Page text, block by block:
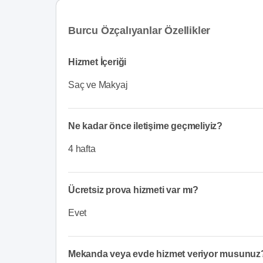
Burcu Özçalıyanlar Özellikler
Hizmet İçeriği
Saç ve Makyaj
Ne kadar önce iletişime geçmeliyiz?
4 hafta
Ücretsiz prova hizmeti var mı?
Evet
Mekanda veya evde hizmet veriyor